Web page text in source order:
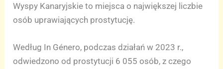
Wyspy Kanaryjskie to miejsca o największej liczbie
osób uprawiających prostytucję.
Według In Género, podczas działań w 2023 r.,
odwiedzono od prostytucji 6 055 osób, z czego